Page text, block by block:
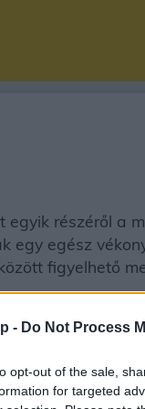
- Do Not Process
opt-out of the sale,
for targeted
részéről a
egy egész
figyelhető